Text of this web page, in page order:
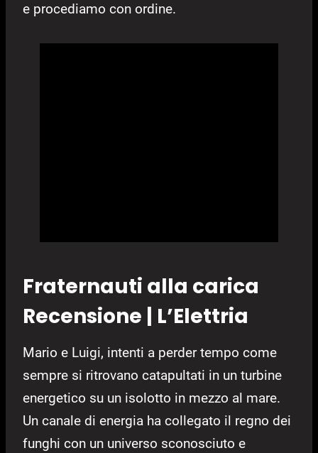
e procediamo con ordine.
Fraternauti alla carica
Recensione | L’Elettria
Mario e Luigi, intenti a perder tempo come
sempre si ritrovano catapultati in un turbine
energetico su un isolotto in mezzo al mare.
Un canale di energia ha collegato il regno dei
funghi con un universo sconosciuto e